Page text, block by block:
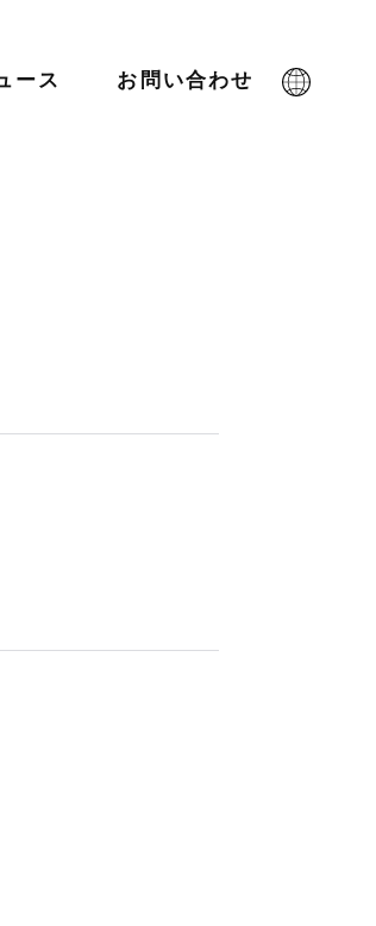
ース お問い合わせ